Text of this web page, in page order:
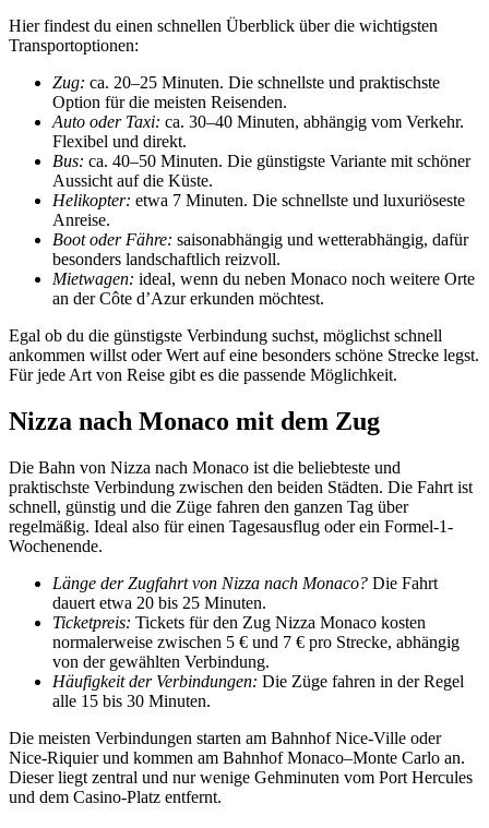
Hier findest du einen schnellen Überblick über die wichtigsten
Transportoptionen:
Zug: ca. 20–25 Minuten. Die schnellste und praktischste
Option für die meisten Reisenden.
Auto oder Taxi: ca. 30–40 Minuten, abhängig vom Verkehr.
Flexibel und direkt.
Bus: ca. 40–50 Minuten. Die günstigste Variante mit schöner
Aussicht auf die Küste.
Helikopter: etwa 7 Minuten. Die schnellste und luxuriöseste
Anreise.
Boot oder Fähre: saisonabhängig und wetterabhängig, dafür
besonders landschaftlich reizvoll.
Mietwagen: ideal, wenn du neben Monaco noch weitere Orte
an der Côte d’Azur erkunden möchtest.
Egal ob du die günstigste Verbindung suchst, möglichst schnell
ankommen willst oder Wert auf eine besonders schöne Strecke legst.
Für jede Art von Reise gibt es die passende Möglichkeit.
Nizza nach Monaco mit dem Zug
Die Bahn von Nizza nach Monaco ist die beliebteste und
praktischste Verbindung zwischen den beiden Städten. Die Fahrt ist
schnell, günstig und die Züge fahren den ganzen Tag über
regelmäßig. Ideal also für einen Tagesausflug oder ein Formel-1-
Wochenende.
Länge der Zugfahrt von Nizza nach Monaco? Die Fahrt
dauert etwa 20 bis 25 Minuten.
Ticketpreis: Tickets für den Zug Nizza Monaco kosten
normalerweise zwischen 5 € und 7 € pro Strecke, abhängig
von der gewählten Verbindung.
Häufigkeit der Verbindungen: Die Züge fahren in der Regel
alle 15 bis 30 Minuten.
Die meisten Verbindungen starten am Bahnhof Nice-Ville oder
Nice-Riquier und kommen am Bahnhof Monaco–Monte Carlo an.
Dieser liegt zentral und nur wenige Gehminuten vom Port Hercules
und dem Casino-Platz entfernt.